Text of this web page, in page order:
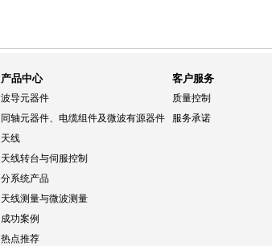
产品中心 客户服务
波导元器件 质量控制
同轴元器件、电缆组件及微波有源器件 服务承诺
天线
天线转台与伺服控制
分系统产品
天线测量与微波测量
成功案例
热点推荐